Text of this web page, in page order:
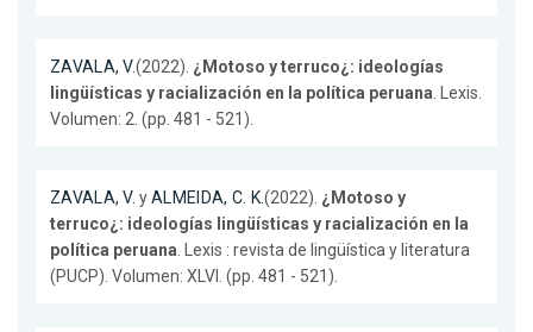
ZAVALA, V.(2022). ¿Motoso y terruco¿: ideologías
lingüísticas y racialización en la política peruana. Lexis.
Volumen: 2. (pp. 481 - 521).
ZAVALA, V. yALMEIDA, C. K.(2022). ¿Motoso y
terruco¿: ideologías lingüísticas y racialización en la
política peruana. Lexis : revista de lingüística y literatura
(PUCP). Volumen: XLVI. (pp. 481 - 521).